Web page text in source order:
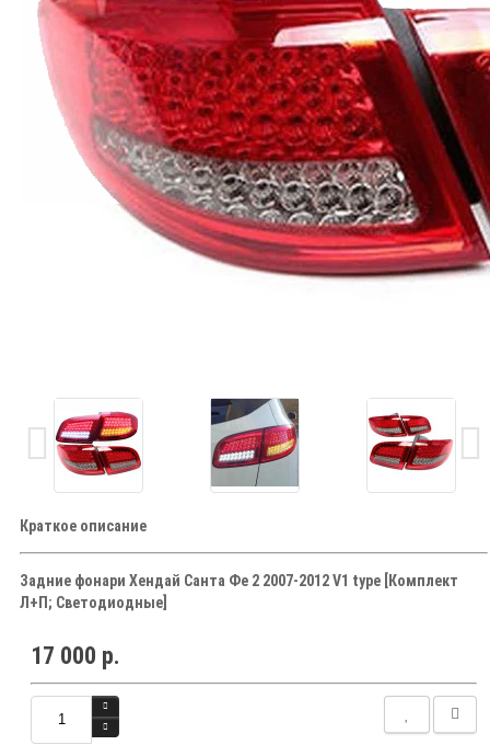
Краткое описание
Задние фонари Хендай Санта Фе 2 2007-2012 V1 type [Комплект
Л+П; Светодиодные]
17 000 р.